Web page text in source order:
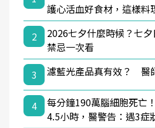
護心活血好食材，這樣料
2
2026七夕什麼時候？七
禁忌一次看
3
濾藍光產品真有效？ 醫
4
每分鐘190萬腦細胞死亡
4.5小時，醫警告：遇3症